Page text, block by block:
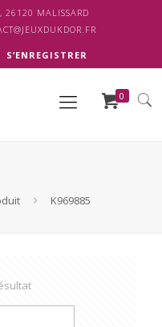
26120 MALISSARD
S’ENREGISTRER
0
K969885